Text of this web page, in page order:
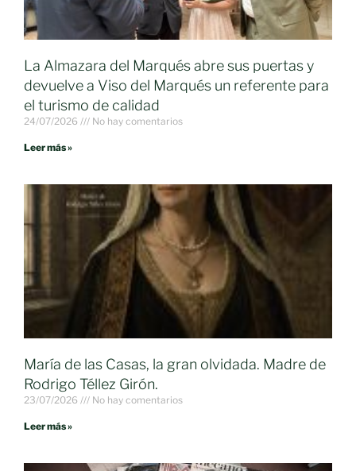
La Almazara del Marqués abre sus puertas y
devuelve a Viso del Marqués un referente para
el turismo de calidad
24/07/2026 No hay comentarios
Leer más »
María de las Casas, la gran olvidada. Madre de
Rodrigo Téllez Girón.
23/07/2026 No hay comentarios
Leer más »